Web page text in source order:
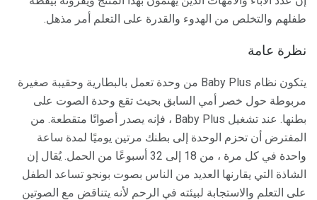
طفلهم والتخلص من الهدوء والقدرة على التعلم أمر مذهل.
نظرة عامة
يتكون نظام Baby Plus من وحدة تعمل بالبطارية وحقيبة صغيرة
مربوطة حول خصر أمي السابق بحيث تقع وحدة الصوت على
بطنها. عند تشغيل Baby Plus ، فإنه يصدر أصواتًا متقطعة. من
المفترض أن تحزم الوحدة إلى بطنك مرتين يوميًا لمدة ساعة
واحدة في كل مرة ، من 18 إلى 32 أسبوعًا من الحمل. يُقال إن
الشاذة التي يقارنها العديد من الناس بصوت بونجو تساعد الطفل
على التعلم والاستجابة لبيئته في الرحم لأنه يتناقض مع الصوتين